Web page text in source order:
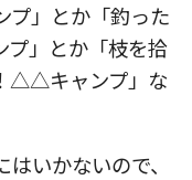
」とか「釣った
」とか「枝を拾
△△キャンプ」な
いかないので、